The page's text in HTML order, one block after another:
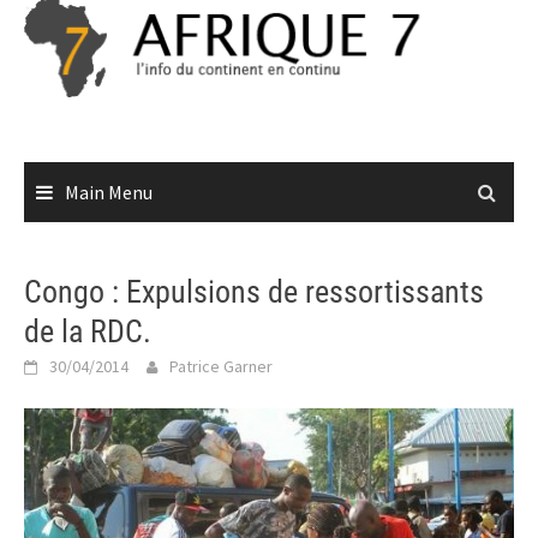
Skip
content
Main Menu
Congo : Expulsions de ressortissants
de la RDC.
30/04/2014 Patrice Garner